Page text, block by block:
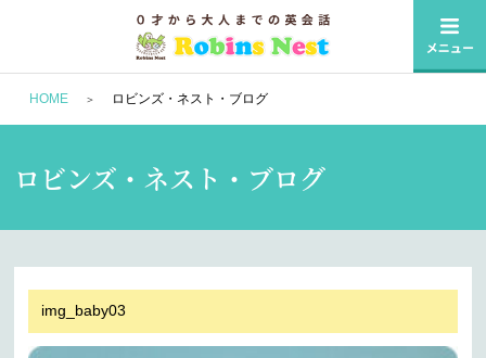
HOME ロビンズ・ネスト・ブログ
ロビンズ・ネスト・ブログ
img_baby03